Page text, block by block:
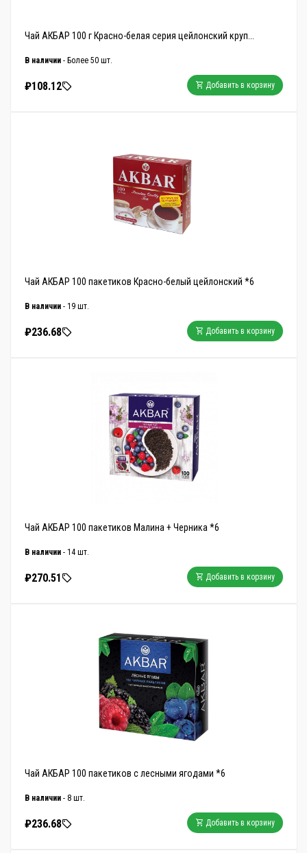
Чай АКБАР 100 г Красно-белая серия цейлонский круп...
В наличии - Более 50 шт.
Добавить в корзину
₽108.12
Чай АКБАР 100 пакетиков Красно-белый цейлонский *6
В наличии - 19 шт.
Добавить в корзину
₽236.68
Чай АКБАР 100 пакетиков Малина + Черника *6
В наличии - 14 шт.
Добавить в корзину
₽270.51
Чай АКБАР 100 пакетиков с лесными ягодами *6
В наличии - 8 шт.
Добавить в корзину
₽236.68